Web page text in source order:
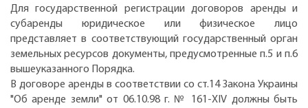
Для государственной регистрации договоров аренды и
субаренды юридическое или физическое лицо
представляет в соответствующий государственный орган
земельных ресурсов документы, предусмотренные п.5 и п.6
вышеуказанного Порядка.
В договоре аренды в соответствии со ст.14 Закона Украины
"Об аренде земли" от 06.10.98 г. № 161-XIV должны быть